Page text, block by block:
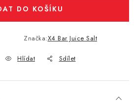
DO KOŠÍKU
Značka:X4 Bar Juice Salt
Hlídat Sdílet